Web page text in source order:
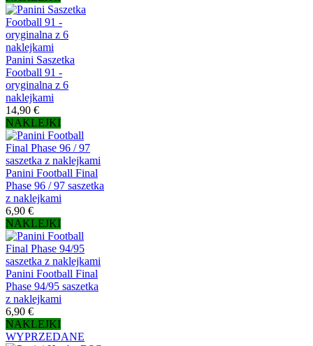
Panini Saszetka
Football 91 -
oryginalna z 6
naklejkami
14,90 €
NAKLEJKI
Panini Football Final
Phase 96 / 97 saszetka
z naklejkami
6,90 €
NAKLEJKI
Panini Football Final
Phase 94/95 saszetka
z naklejkami
6,90 €
NAKLEJKI
WYPRZEDANE